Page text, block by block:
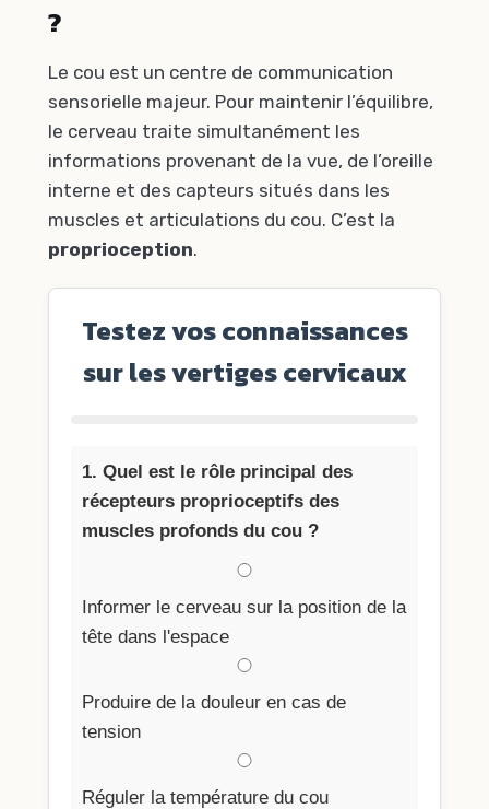
?
Le cou est un centre de communication
sensorielle majeur. Pour maintenir l’équilibre,
le cerveau traite simultanément les
informations provenant de la vue, de l’oreille
interne et des capteurs situés dans les
muscles et articulations du cou. C’est la
proprioception.
Testez vos connaissances
sur les vertiges cervicaux
1. Quel est le rôle principal des
récepteurs proprioceptifs des
muscles profonds du cou ?
Informer le cerveau sur la position de la
tête dans l'espace
Produire de la douleur en cas de
tension
Réguler la température du cou